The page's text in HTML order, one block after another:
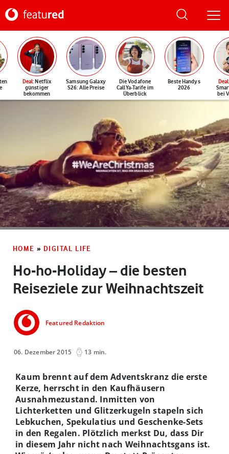
Deal: Netflix
günstiger
bekommen
Samsung Galaxy
S26: Alle Preise
Die Vodafone
CallYa-Tarife im
Überblick
Beste Handys
2026
Deal
bei
HOME » DIGITAL LIFE
Ho-ho-Holiday – die besten
Reiseziele zur Weihnachtszeit
Featured Redaktion
06. Dezember 2015 13 min.
Kaum brennt auf dem Adventskranz die erste
Kerze, herrscht in den Kaufhäusern
Ausnahmezustand. Inmitten von
Lichterketten und Glitzerkugeln stapeln sich
Lebkuchen, Spekulatius und Geschenke-Sets
in den Regalen. Plötzlich merkst Du, dass Dir
in diesem Jahr nicht nach Weihnachtsgans ist.